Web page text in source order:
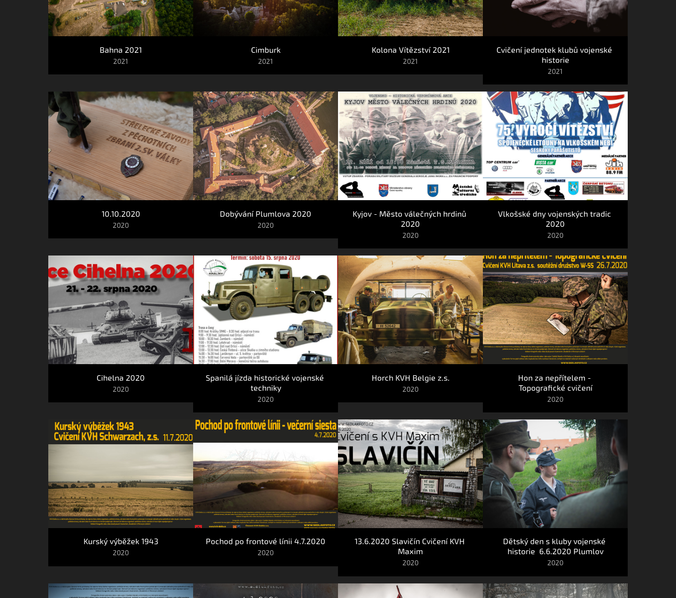
Bahna 2021
2021
Cimburk
2021
Kolona Vítězství 2021
2021
Cvičení jednotek klubů vojenské
historie
2021
10.10.2020
2020
Dobývání Plumlova 2020
2020
Kyjov - Město válečných hrdinů
2020
2020
Vlkošské dny vojenských tradic
2020
2020
Cihelna 2020
2020
Spanilá jízda historické vojenské
techniky
2020
Horch KVH Belgie z.s.
2020
Hon za nepřítelem -
Topografické cvičení
2020
Kurský výběžek 1943
2020
Pochod po frontové línii 4.7.2020
2020
13.6.2020 Slavičín Cvičení KVH
Maxim
2020
Dětský den s kluby vojenské
historie  6.6.2020 Plumlov
2020